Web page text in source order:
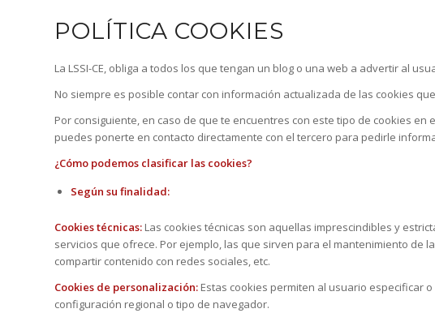
POLÍTICA COOKIES
La LSSI-CE, obliga a todos los que tengan un blog o una web a advertir al
No siempre es posible contar con información actualizada de las cookies
Por consiguiente, en caso de que te encuentres con este tipo de cookies
puedes ponerte en contacto directamente con el tercero para pedirle
¿Cómo podemos clasificar las cookies?
Según su finalidad:
Cookies técnicas: Las cookies técnicas son aquellas imprescindibles y
servicios que ofrece. Por ejemplo, las que sirven para el mantenimiento
compartir contenido con redes sociales, etc.
Cookies de personalización: Estas cookies permiten al usuario especificar
configuración regional o tipo de navegador.